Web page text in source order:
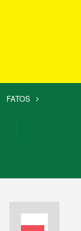
FATOS